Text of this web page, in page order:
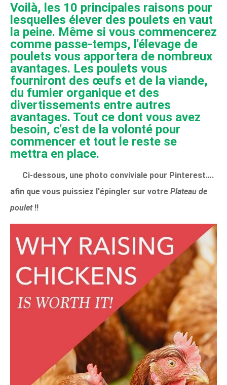
Voilà, les 10 principales raisons pour
lesquelles élever des poulets en vaut
la peine. Même si vous commencerez
comme passe-temps, l'élevage de
poulets vous apportera de nombreux
avantages. Les poulets vous
fourniront des œufs et de la viande,
du fumier organique et des
divertissements entre autres
avantages. Tout ce dont vous avez
besoin, c'est de la volonté pour
commencer et tout le reste se
mettra en place.
Ci-dessous, une photo conviviale pour Pinterest….
afin que vous puissiez l'épingler sur votre Plateau de
poulet!!